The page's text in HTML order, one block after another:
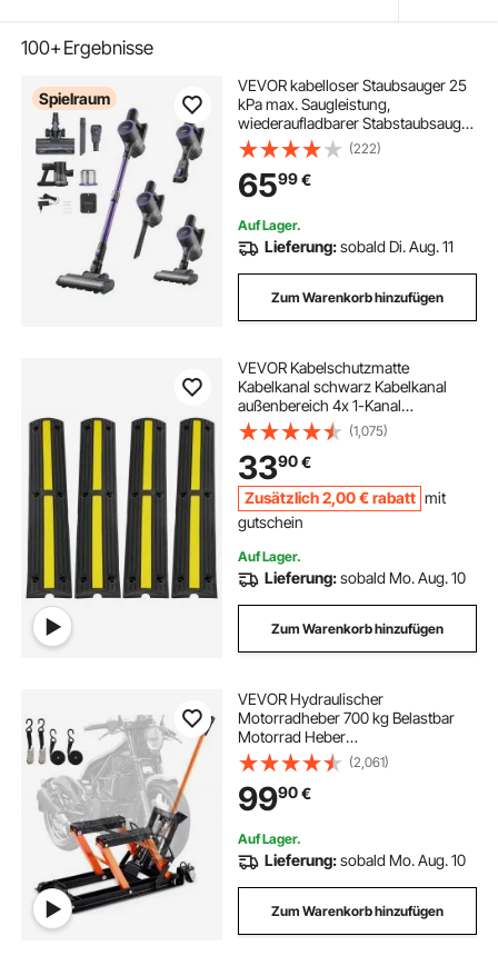
100+Ergebnisse
Spielraum
VEVOR kabelloser Staubsauger 25
kPa max. Saugleistung,
wiederaufladbarer Stabstaubsauger
mit Staubbehälter, leichter
Handstaubsauger mit 35 Min.
Laufzeit für Teppich Tierhaare
Hartböden
(222)
6599€
Auf Lager.
Lieferung:sobald Di. Aug. 11
Zum Warenkorb hinzufügen
VEVOR Kabelschutzmatte
Kabelkanal schwarz Kabelkanal
außenbereich 4x 1-Kanal
Schlauchbrücke Kabelbrücke
Überfahrschutz Kabel 100x
15x3,1cm
(1,075)
3390€
Zusätzlich2,00 €rabatt mit
gutschein
Auf Lager.
Lieferung:sobald Mo. Aug. 10
Zum Warenkorb hinzufügen
VEVOR Hydraulischer
Motorradheber 700 kg Belastbar
Motorrad Heber
Motorradhebebühne Montagebock
Motorrad, Einstellbare 120-385 mm
Montagebock Motorradlift,
Motoständer in Garage &
Außenbereichen
(2,061)
9990€
Auf Lager.
Lieferung:sobald Mo. Aug. 10
Zum Warenkorb hinzufügen